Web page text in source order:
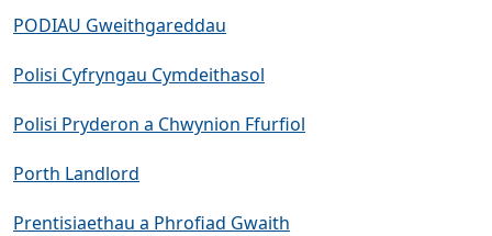
PODIAU Gweithgareddau
Polisi Cyfryngau Cymdeithasol
Polisi Pryderon a Chwynion Ffurfiol
Porth Landlord
Prentisiaethau a Phrofiad Gwaith